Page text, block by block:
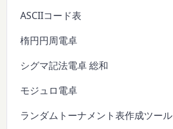
ASCIIコード表
楕円円周電卓
シグマ記法電卓 総和
モジュロ電卓
ランダムトーナメント表作成ツール